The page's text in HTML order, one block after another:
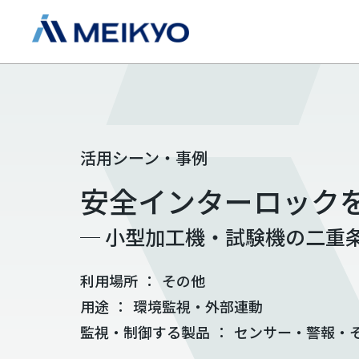
活用シーン・事例
安全インターロック
─ 小型加工機・試験機の二重
利用場所 ： その他
用途 ： 環境監視・外部連動
監視・制御する製品 ： センサー・警報・